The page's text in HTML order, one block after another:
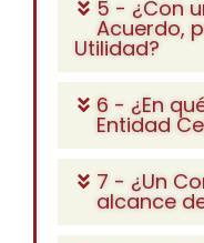
5 - ¿Con
Acuerdo,
Utilidad?
6 - ¿En
Entidad
7 - ¿Un
alcance